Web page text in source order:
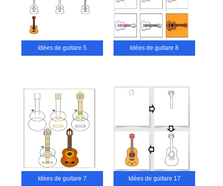
Idées de guitare 5 Idées de guitare 8
Idées de guitare 7 Idées de guitare 17